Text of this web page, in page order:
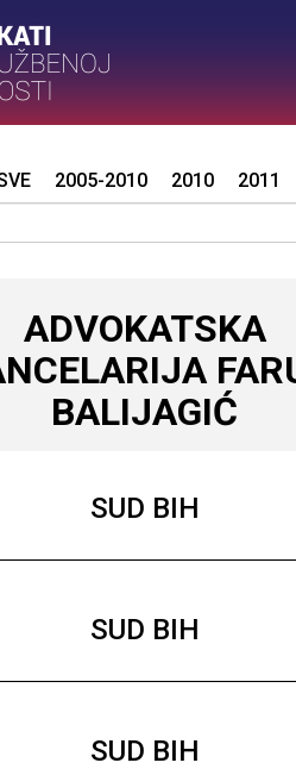
2011
2010
2005-2010
ADVOKATSKA
BALIJAGIĆ
SUD BIH
SUD BIH
SUD BIH